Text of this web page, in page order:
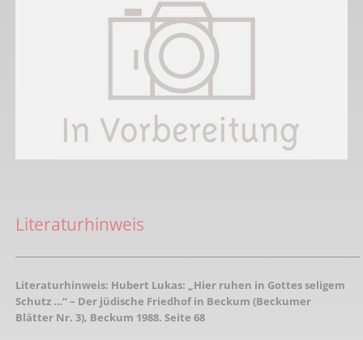
Literaturhinweis
Literaturhinweis: Hubert Lukas: „Hier ruhen in Gottes seligem
Schutz …“ – Der jüdische Friedhof in Beckum (Beckumer
Blätter Nr. 3), Beckum 1988. Seite 68